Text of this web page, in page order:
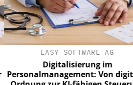
EASY SOFTWARE AG
Digitalisierung im
Personalmanagement: Von